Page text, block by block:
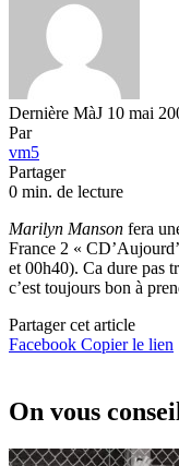
Dernière MàJ 10 mai
Par
vm5
Partager
0 min. de lecture
Marilyn Manson fera
France 2 «
et 00h40). Ca dure pas
c’est toujours bon à
Partager cet article
Facebook Copier le lien
On vous